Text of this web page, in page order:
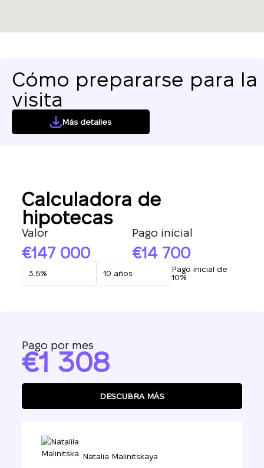
Cómo prepararse para la
visita
Más detalles
Calculadora de
hipotecas
Valor
147 000
Pago inicial
14 700
Pago inicial de
10%
Pago por mes
1 308
DESCUBRA MÁS
Natalia Malinitskaya
breve.
realizado con éxito
+380